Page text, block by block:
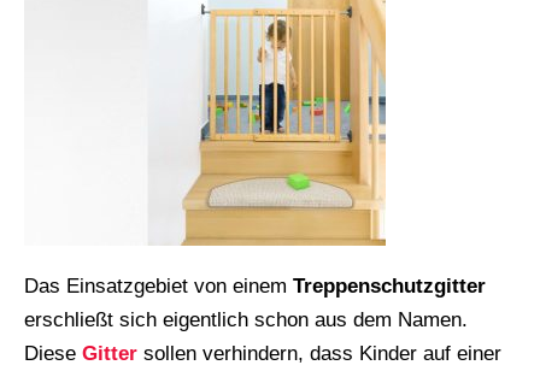
Das Einsatzgebiet von einem Treppenschutzgitter
erschließt sich eigentlich schon aus dem Namen.
Diese Gitter sollen verhindern, dass Kinder auf einer